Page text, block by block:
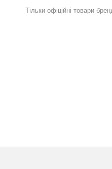
Тільки офіційні товари